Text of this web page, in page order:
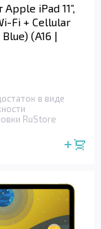
iPad 11”,
Fi + Cellular
(A16 |
в виде
RuStore